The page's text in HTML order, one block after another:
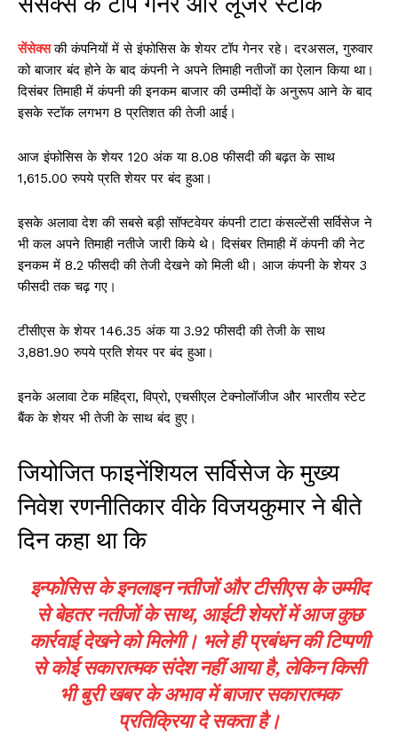
सेंसेक्सकी कंपनियों में से इंफोसिस के शेयर टॉप गेनर रहे। दरअसल, गुरुवार
को बाजार बंद होने के बाद कंपनी ने अपने तिमाही नतीजों का ऐलान किया था।
दिसंबर तिमाही में कंपनी की इनकम बाजार की उम्मीदों के अनुरूप आने के बाद
इसके स्टॉक लगभग 8 प्रतिशत की तेजी आई।
आज इंफोसिस के शेयर 120 अंक या 8.08 फीसदी की बढ़त के साथ
1,615.00 रुपये प्रति शेयर पर बंद हुआ।
इसके अलावा देश की सबसे बड़ी सॉफ्टवेयर कंपनी टाटा कंसल्टेंसी सर्विसेज ने
भी कल अपने तिमाही नतीजे जारी किये थे। दिसंबर तिमाही में कंपनी की नेट
इनकम में 8.2 फीसदी की तेजी देखने को मिली थी। आज कंपनी के शेयर 3
फीसदी तक चढ़ गए।
टीसीएस के शेयर 146.35 अंक या 3.92 फीसदी की तेजी के साथ
3,881.90 रुपये प्रति शेयर पर बंद हुआ।
इनके अलावा टेक महिंद्रा, विप्रो, एचसीएल टेक्नोलॉजीज और भारतीय स्टेट
बैंक के शेयर भी तेजी के साथ बंद हुए।
जियोजित फाइनेंशियल सर्विसेज के मुख्य
निवेश रणनीतिकार वीके विजयकुमार ने बीते
दिन कहा था कि
इन्फोसिस के इनलाइन नतीजों और टीसीएस के उम्मीद
से बेहतर नतीजों के साथ, आईटी शेयरों में आज कुछ
कार्रवाई देखने को मिलेगी। भले ही प्रबंधन की टिप्पणी
से कोई सकारात्मक संदेश नहीं आया है, लेकिन किसी
भी बुरी खबर के अभाव में बाजार सकारात्मक
प्रतिक्रिया दे सकता है।